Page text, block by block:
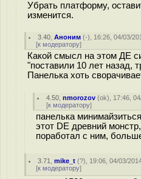
Убрать платформу,
изменится.
3.40 ,Аноним (-), 16:26, 04/03/
[к модератору]
Какой смысл на этом ДЕ
"поставили 10 лет назад,
Панелька хоть
4.50 ,nmorozov (ok), 17:46,
[к модератору]
панелька
этот DE древний
поработал с ним,
3.71 ,mike_t (?), 19:06, 04/03/
[к модератору]